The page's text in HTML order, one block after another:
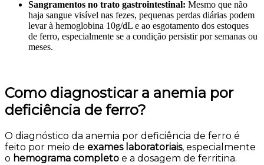
Sangramentos no trato gastrointestinal: Mesmo que não
haja sangue visível nas fezes, pequenas perdas diárias podem
levar à hemoglobina 10g/dL e ao esgotamento dos estoques
de ferro, especialmente se a condição persistir por semanas ou
meses.
Como diagnosticar a anemia por
deficiência de ferro?
O diagnóstico da anemia por deficiência de ferro é
feito por meio de exames laboratoriais, especialmente
o hemograma completo e a dosagem de ferritina.